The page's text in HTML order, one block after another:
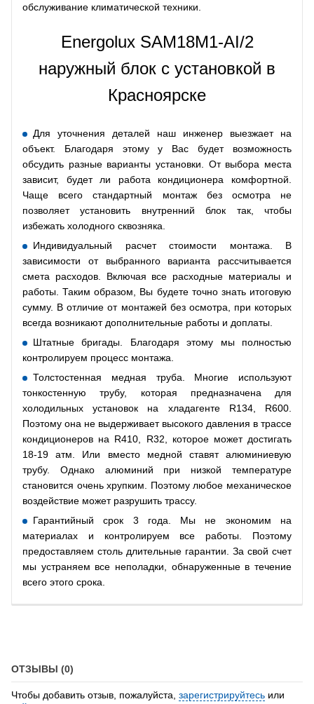
обслуживание климатической техники.
Energolux SAM18M1-AI/2
наружный блок с установкой в
Красноярске
Для уточнения деталей наш инженер выезжает на
объект. Благодаря этому у Вас будет возможность
обсудить разные варианты установки. От выбора места
зависит, будет ли работа кондиционера комфортной.
Чаще всего стандартный монтаж без осмотра не
позволяет установить внутренний блок так, чтобы
избежать холодного сквозняка.
Индивидуальный расчет стоимости монтажа. В
зависимости от выбранного варианта рассчитывается
смета расходов. Включая все расходные материалы и
работы. Таким образом, Вы будете точно знать итоговую
сумму. В отличие от монтажей без осмотра, при которых
всегда возникают дополнительные работы и доплаты.
Штатные бригады. Благодаря этому мы полностью
контролируем процесс монтажа.
Толстостенная медная труба. Многие используют
тонкостенную трубу, которая предназначена для
холодильных установок на хладагенте R134, R600.
Поэтому она не выдерживает высокого давления в трассе
кондиционеров на R410, R32, которое может достигать
18-19 атм. Или вместо медной ставят алюминиевую
трубу. Однако алюминий при низкой температуре
становится очень хрупким. Поэтому любое механическое
воздействие может разрушить трассу.
Гарантийный срок 3 года. Мы не экономим на
материалах и контролируем все работы. Поэтому
предоставляем столь длительные гарантии. За свой счет
мы устраняем все неполадки, обнаруженные в течение
всего этого срока.
ОТЗЫВЫ (0)
Чтобы добавить отзыв, пожалуйста, зарегистрируйтесь или